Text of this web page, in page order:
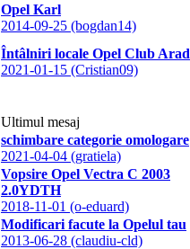
Opel Karl
2014-09-25 (bogdan14)
Întâlniri locale Opel Club Arad
2021-01-15 (Cristian09)
Ultimul mesaj
schimbare categorie omologare
2021-04-04 (gratiela)
Vopsire Opel Vectra C 2003
2.0YDTH
2018-11-01 (o-eduard)
Modificari facute la Opelul tau
2013-06-28 (claudiu-cld)